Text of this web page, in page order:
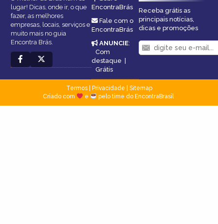
lugar! Dicas, onde ir, o que
fazer, as melhores
empresas, locais, serviços e
muito mais no guia
Encontra Brás.
EncontraBrás
Fale com o
EncontraBrás
ANUNCIE:
Com
destaque |
Grátis
Receba grátis as
principais notícias,
dicas e promoções
Termos| Privacidade
Sitemap
Criado com
e pelo time do EncontraBrasil